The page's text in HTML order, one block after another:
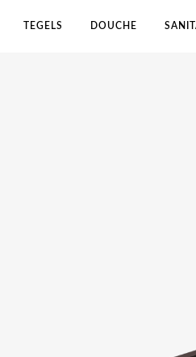
TEGELS DOUCHE